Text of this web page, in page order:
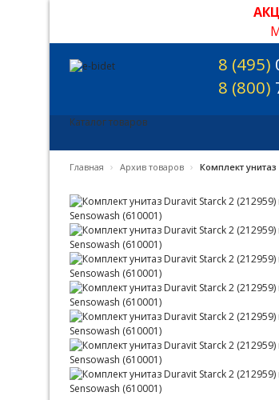
8 (495)
8 (800)
Каталог товаров
Главная › Архив товаров › Комплект